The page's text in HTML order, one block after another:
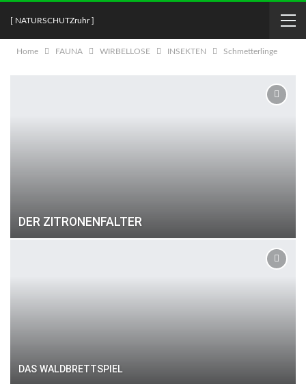
[ NATURSCHUTZruhr ]
Home FAUNA WIRBELLOSE INSEKTEN Schmetterlinge
DER ZITRONENFALTER
DAS WALDBRETTSPIEL